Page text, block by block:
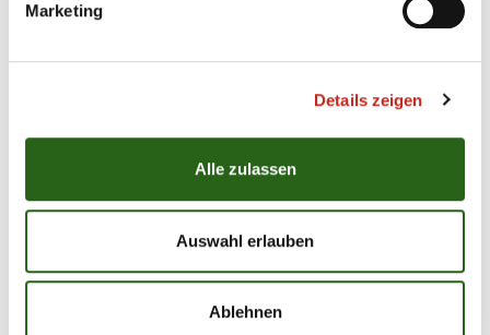
Marketing
Details zeigen
Alle zulassen
Auswahl erlauben
Ablehnen
Vielleicht möchtet ihr, dass ich euch mal zu Hause, zu
Firmenfeier besuche? Schreibt mir einfach eine E-Mail